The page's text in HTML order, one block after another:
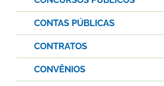
CONTAS PÚBLICAS
CONTRATOS
CONVÊNIOS